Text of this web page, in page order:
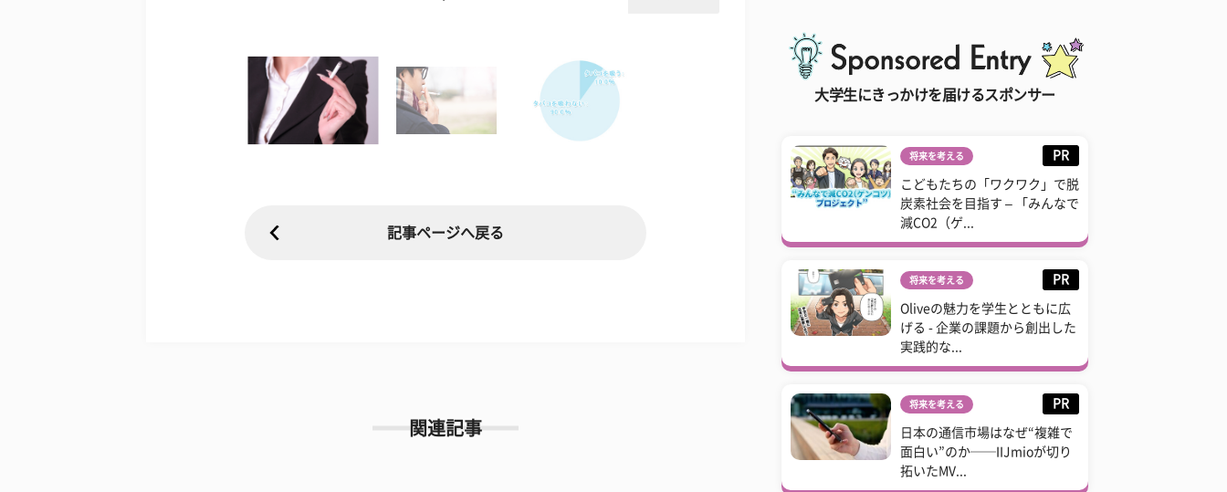
記事ページへ戻る
関連記事
大学生にきっかけを届けるスポンサー
将来を考える PR
こどもたちの「ワクワク」で脱
炭素社会を目指す – 「みんなで
減CO2（ゲ...
将来を考える PR
Oliveの魅力を学生とともに広
げる - 企業の課題から創出した
実践的な...
将来を考える PR
日本の通信市場はなぜ“複雑で
面白い”のか──IIJmioが切り
拓いたMV...